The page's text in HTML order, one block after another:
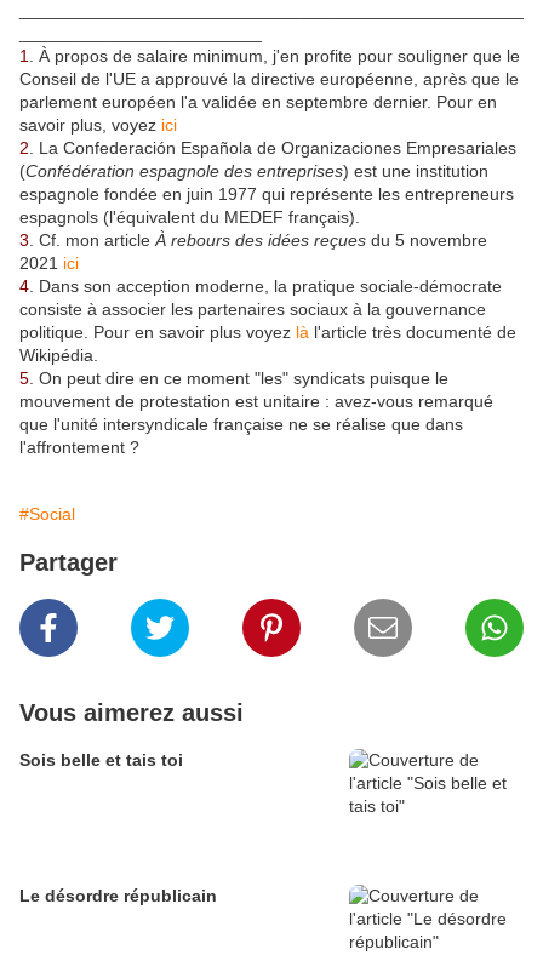
1. À propos de salaire minimum, j'en profite pour souligner que le
Conseil de l'UE a approuvé la directive européenne, après que le
parlement européen l'a validée en septembre dernier. Pour en
savoir plus, voyez ici
2. La Confederación Española de Organizaciones Empresariales
(Confédération espagnole des entreprises) est une institution
espagnole fondée en juin 1977 qui représente les entrepreneurs
espagnols (l'équivalent du MEDEF français).
3. Cf. mon articleÀ rebours des idées reçues du 5 novembre
2021 ici
4. Dans son acception moderne, la pratique sociale-démocrate
consiste à associer les partenaires sociaux à la gouvernance
politique. Pour en savoir plus voyez là l'article très documenté de
Wikipédia.
5. On peut dire en ce moment "les" syndicats puisque le
mouvement de protestation est unitaire : avez-vous remarqué
que l'unité intersyndicale française ne se réalise que dans
l'affrontement ?
#Social
Partager
Vous aimerez aussi
Sois belle et tais toi
Le désordre républicain